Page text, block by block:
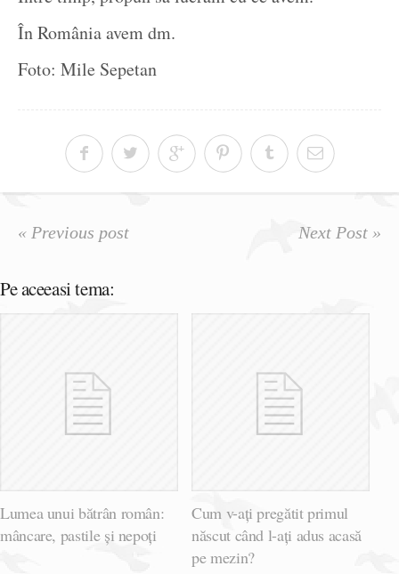
În România avem dm.
Foto: Mile Sepetan
« Previous post Next Post »
Pe aceeasi tema:
Lumea unui bătrân român:
mâncare, pastile și nepoți
Cum v-ați pregătit primul
născut când l-ați adus acasă
pe mezin?